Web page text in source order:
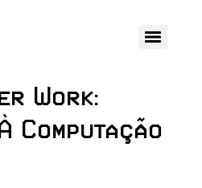
Work:
Computação